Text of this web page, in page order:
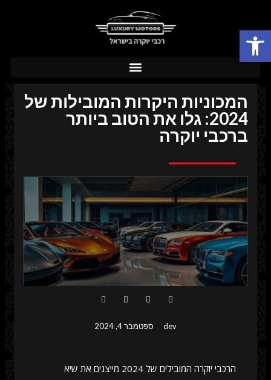
המכוניות היקרות המובילות של
2024: גלו את הטוב ביותר
ברכבי יוקרה
dev ספטמבר 4, 2024
הרכבי יוקרה המובילים של 2024 מייצגים את שיא
פתח סרגל נגישות